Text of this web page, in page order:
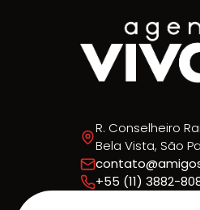
R. Conselheiro
Bela Vista, São
+55 (11) 3882-